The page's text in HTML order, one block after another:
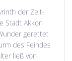
der Zeit-
Stadt Akkon
gerettet
des Feindes
ließ von